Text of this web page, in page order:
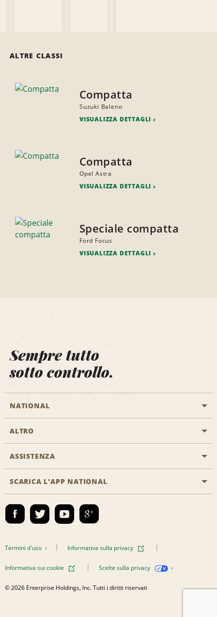
ALTRE CLASSI
Compatta
Suzuki Baleno
VISUALIZZA DETTAGLI
Compatta
Opel Astra
VISUALIZZA DETTAGLI
Speciale compatta
Ford Focus
VISUALIZZA DETTAGLI
Sempre tutto
sotto controllo.
NATIONAL
Inizia una prenotazione
Programmi business
Emerald Club Accedi
ALTRO
Offerte di lavoro
ASSISTENZA
Accessibilità
Contatti
SCARICA L'APP NATIONAL
Termini d'uso Informativa sulla privacy
Informativa sui cookie Scelte sulla privacy
© 2026 Enterprise Holdings, Inc. Tutti i diritti riservati